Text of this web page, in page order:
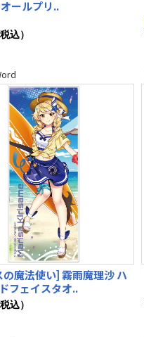
ールプリ..
込）
魔法使い] 霧雨魔理沙 ハ
フェイスタオ..
込）